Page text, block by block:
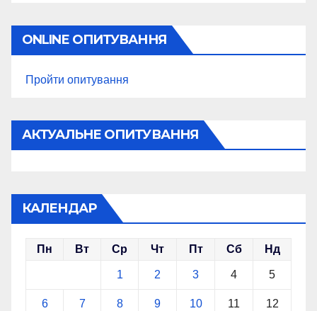
ONLINE ОПИТУВАННЯ
Пройти опитування
АКТУАЛЬНЕ ОПИТУВАННЯ
КАЛЕНДАР
Пн Вт Ср Чт Пт Сб Нд
1 2 3 4 5
6 7 8 9 10 11 12